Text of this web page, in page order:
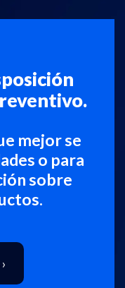
mejor se
o para
sobre